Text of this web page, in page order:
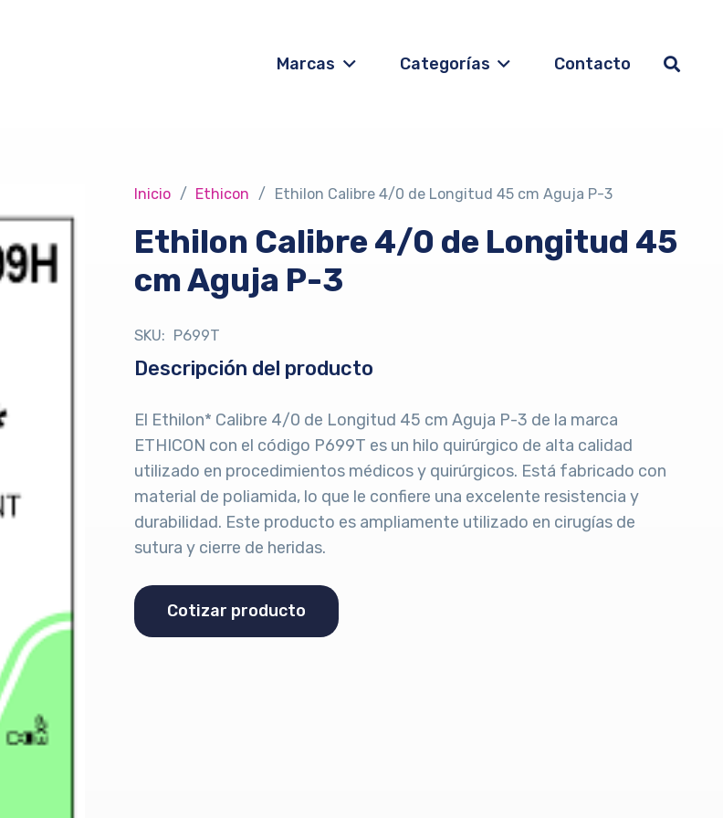
Marcas Categorías Contacto
Inicio / Ethicon / Ethilon Calibre 4/0 de Longitud 45 cm Aguja P-3
Ethilon Calibre 4/0 de Longitud 45
cm Aguja P-3
SKU: P699T
Descripción del producto
El Ethilon* Calibre 4/0 de Longitud 45 cm Aguja P-3 de la marca
ETHICON con el código P699T es un hilo quirúrgico de alta calidad
utilizado en procedimientos médicos y quirúrgicos. Está fabricado con
material de poliamida, lo que le confiere una excelente resistencia y
durabilidad. Este producto es ampliamente utilizado en cirugías de
sutura y cierre de heridas.
Cotizar producto